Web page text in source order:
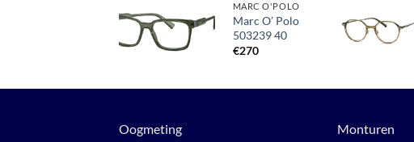
Toevoegen
aan
MARC O'POLO
Marc O’ Polo
503239 40
€270
Toevoegen
Oogmeting Monturen